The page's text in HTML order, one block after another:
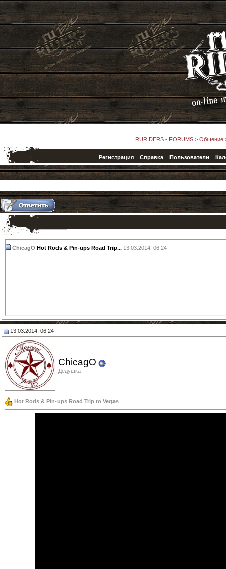
RURIDERS - FORUMS >Общение
Регистрация Справка Пользователи
ChicagO Hot Rods & Pin-ups Road Trip... 13.03.2014, 06:24
13.03.2014, 06:24
ChicagO
Дедушка
Hot Rods & Pin-ups Road Trip to Vegas